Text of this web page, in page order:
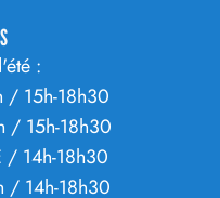
:
18h30
18h30
14h-18h30
18h30